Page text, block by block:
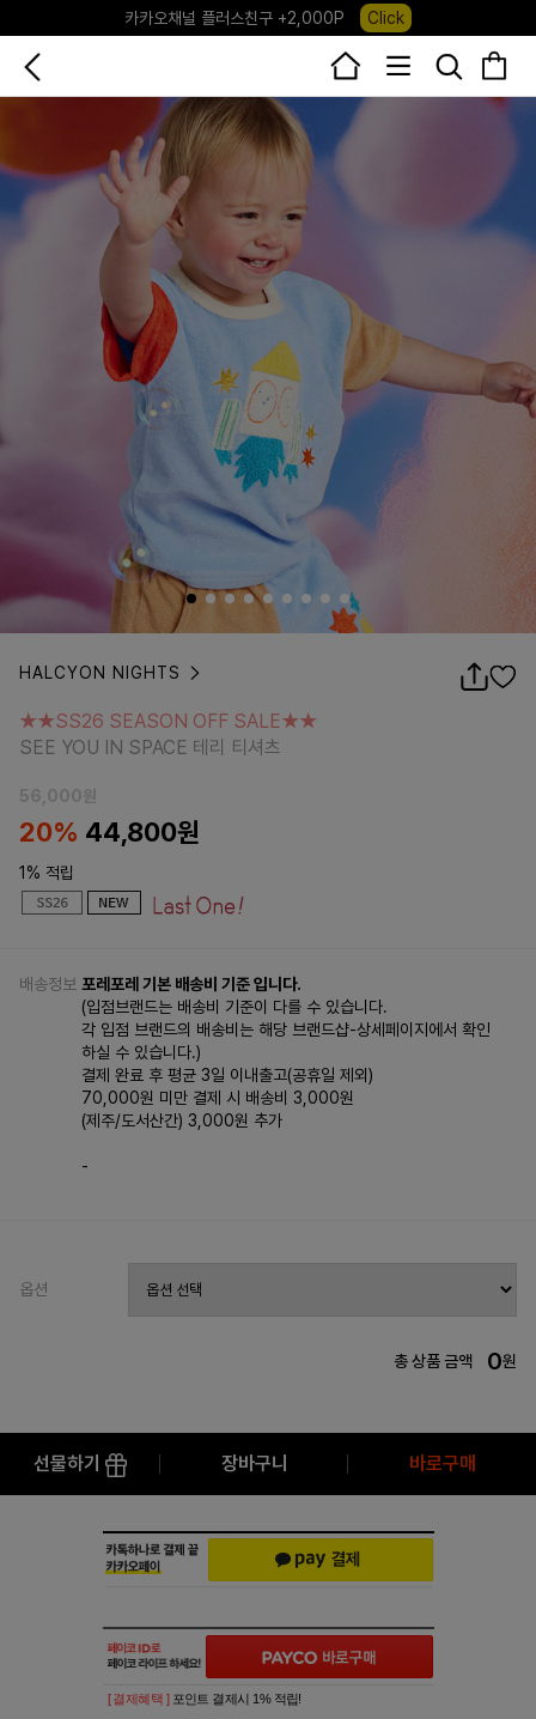
포레포레 앱 다운로드 +3,000P
Down
하우스오브캐러셀, 국내단독 프리오더(~8/10) Click
HALCYON NIGHTS
SEE YOU IN SPACE 테리 티셔츠
★★SS26 SEASON OFF SALE★★
SEE YOU IN SPACE 테리 티셔츠
56,000원
20% 44,800원
1% 적립
배송정보 포레포레 기본 배송비 기준 입니다.
(입점브랜드는 배송비 기준이 다를 수 있습니다.
각 입점 브랜드의 배송비는 해당 브랜드샵-상세페이지에서 확인
하실 수 있습니다.)
결제 완료 후 평균 3일 이내출고(공휴일 제외)
70,000원 미만 결제 시 배송비 3,000원
(제주/도서산간) 3,000원 추가
-
옵션
총 상품 금액 0원
선물하기 장바구니 바로구매
[ 결제혜택 ] 포인트 결제시 1% 적립!